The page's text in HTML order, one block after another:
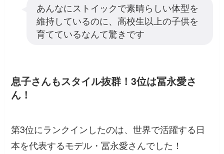
あんなにストイックで素晴らしい体型を
維持しているのに、高校生以上の子供を
育てているなんて驚きです
息子さんもスタイル抜群！3位は冨永愛さ
ん！
第3位にランクインしたのは、世界で活躍する日
本を代表するモデル・冨永愛さんでした！